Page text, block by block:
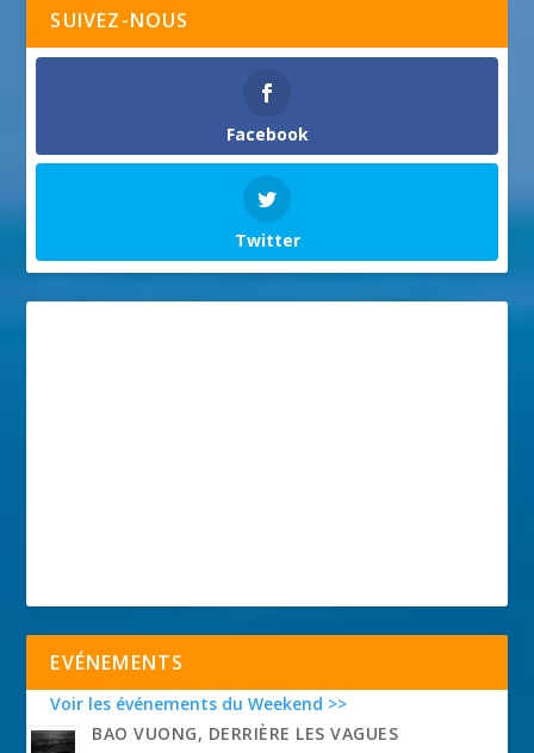
SUIVEZ-NOUS
Facebook
Twitter
EVÉNEMENTS
Voir les événements du Weekend >>
BAO VUONG, DERRIÈRE LES VAGUES